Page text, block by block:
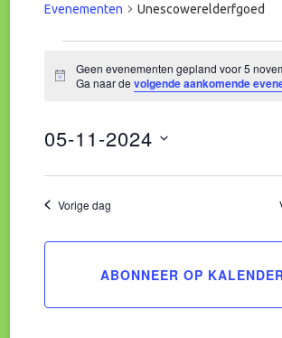
Evenementen Unescowerelderfgoed
Evenementen
5
november
2024
Bericht
Geen evenementen gepland voor 5
Ga naar devolgende aankomende
05-11-2024
Selecteer
eenVorige dag
ABONNEER OP